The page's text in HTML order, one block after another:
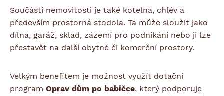
Součástí nemovitosti je také kotelna, chlév a
především prostorná stodola. Ta může sloužit jako
dílna, garáž, sklad, zázemí pro podnikání nebo ji lze
přestavět na další obytné či komerční prostory.
Velkým benefitem je možnost využít dotační
program Oprav dům po babičce, který podporuje